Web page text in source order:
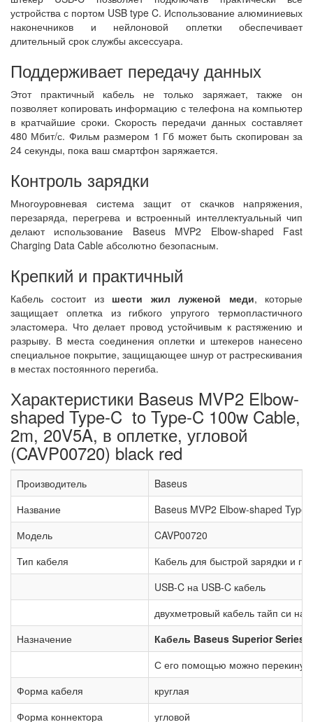
устройства с портом USB type C. Использование алюминиевых
наконечников и нейлоновой оплетки обеспечивает
длительный срок службы аксессуара.
Поддерживает передачу данных
Этот практичный кабель не только заряжает, также он
позволяет копировать информацию с телефона на компьютер
в кратчайшие сроки. Скорость передачи данных составляет
480 Мбит/с. Фильм размером 1 Гб может быть скопирован за
24 секунды, пока ваш смартфон заряжается.
Контроль зарядки
Многоуровневая система защит от скачков напряжения,
перезаряда, перегрева и встроенный интеллектуальный чип
делают использование Baseus MVP2 Elbow-shaped Fast
Charging Data Cable абсолютно безопасным.
Крепкий и практичный
Кабель состоит из шести жил луженой меди, которые
защищает оплетка из гибкого упругого термопластичного
эластомера. Что делает провод устойчивым к растяжению и
разрыву. В места соединения оплетки и штекеров нанесено
специальное покрытие, защищающее шнур от растрескивания
в местах постоянного перегиба.
Характеристики Baseus MVP2 Elbow-
shaped Type-C to Type-C 100w Cable,
2m, 20V5A, в оплетке, угловой
(CAVP00720) black red
Производитель
Baseus
Название
Baseus MVP2 Elbow-shaped
Модель
CAVP00720
Тип кабеля
Кабель для быстрой зарядки и
USB-C на USB-C кабель
двухметровый кабель тайп си на
Назначение
Кабель Baseus Superior Series
С его помощью можно
Форма кабеля
круглая
Форма коннектора
угловой